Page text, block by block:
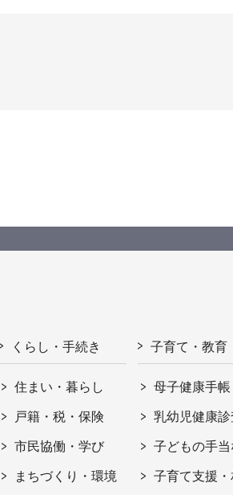
くらし・手続き
住まい・暮らし
戸籍・税・保険
市民協働・学び
まちづくり・環境
子育て・教育
母子健康手帳
乳幼児健康診
子どもの手
子育て支援・